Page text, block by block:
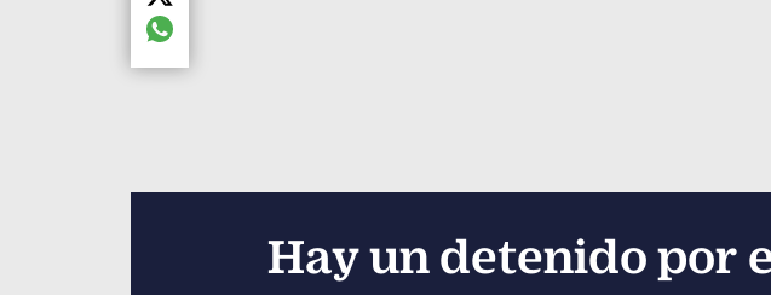
Hay un detenido por
Compartir el artículo actual mediante Twitter
Compartir el artículo actual mediante global.social-whatsapp